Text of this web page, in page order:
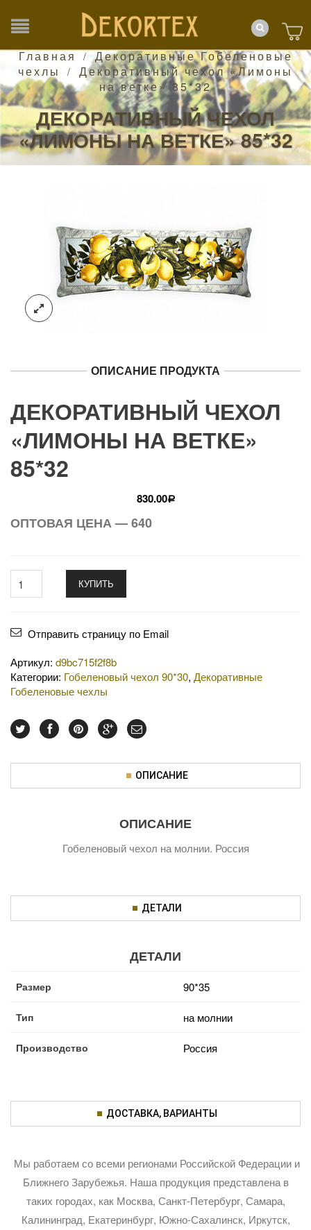
Главная /
Декоративные Гобеленовые
чехлы
/
Декоративный чехол «Лимоны
на ветке» 85*32
ДЕКОРАТИВНЫЙ ЧЕХОЛ
«ЛИМОНЫ НА ВЕТКЕ» 85*32
ОПИСАНИЕ ПРОДУКТА
ДЕКОРАТИВНЫЙ ЧЕХОЛ
«ЛИМОНЫ НА ВЕТКЕ»
85*32
830.00Р
ОПТОВАЯ ЦЕНА — 640
КУПИТЬ
Отправить страницу по Email
Артикул: d9bc715f2f8b
Категории: Гобеленовый чехол 90*30, Декоративные
Гобеленовые чехлы
ОПИСАНИЕ
ОПИСАНИЕ
Гобеленовый чехол на молнии. Россия
ДЕТАЛИ
ДЕТАЛИ
Размер 90*35
Тип на молнии
Производство Россия
ДОСТАВКА, ВАРИАНТЫ
Мы работаем со всеми регионами Российской Федерации и
Ближнего Зарубежья. Наша продукция представлена в
таких городах, как Москва, Санкт-Петербург, Самара,
Калининград, Екатеринбург, Южно-Сахалинск, Иркутск,